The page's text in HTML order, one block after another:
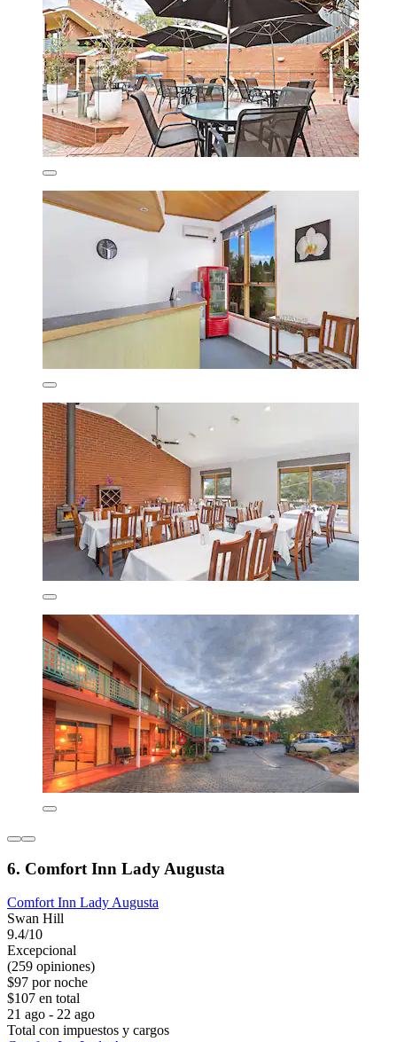
6. Comfort Inn Lady Augusta
Comfort Inn Lady Augusta
Swan Hill
9.4/10
Excepcional
(259 opiniones)
$97 por noche
$107 en total
21 ago - 22 ago
Total con impuestos y cargos